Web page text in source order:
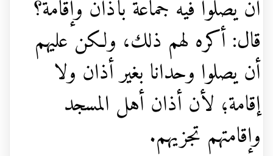
أن يصلوا فيه جماعة بأذان وإقامة؟
قال: أكره لهم ذلك، ولكن عليهم
أن يصلوا وحدانا بغير أذان ولا
إقامة؛ لأن أذان أهل المسجد
وإقامتهم تجزيهم.